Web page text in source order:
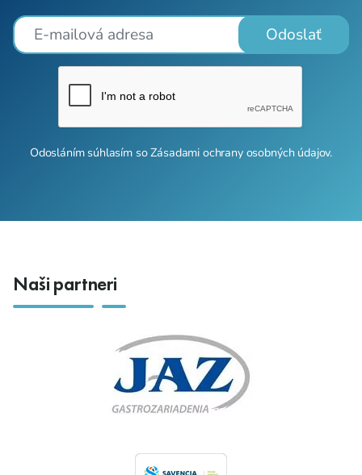
Odoslať
Odosláním súhlasím soZásadami ochrany osobných údajov.
Naši partneri